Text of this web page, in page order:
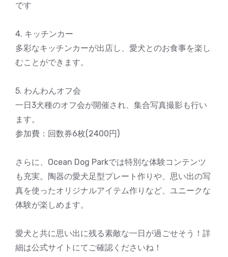
です
4. キッチンカー
多彩なキッチンカーが出店し、愛犬とのお食事を楽し
むことができます。
5. わんわんオフ会
一日3犬種のオフ会が開催され、集合写真撮影も行い
ます。
参加費：回数券6枚(2400円)
さらに、Ocean Dog Parkでは特別な体験コンテンツ
も充実。陶器の愛犬足型プレート作りや、思い出の写
真を使ったオリジナルアイテム作りなど、ユニークな
体験が楽しめます。
愛犬と共に思い出に残る素敵な一日が過ごせそう！詳
細は公式サイトにてご確認くださいね！